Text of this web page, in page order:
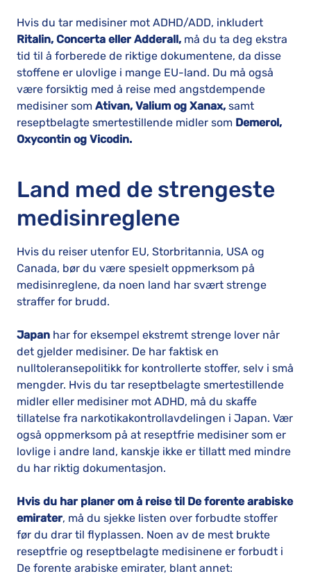
Hvis du tar medisiner mot ADHD/ADD, inkludert
Ritalin, Concerta eller Adderall, må du ta deg ekstra
tid til å forberede de riktige dokumentene, da disse
stoffene er ulovlige i mange EU-land. Du må også
være forsiktig med å reise med angstdempende
medisiner som Ativan, Valium og Xanax, samt
reseptbelagte smertestillende midler som Demerol,
Oxycontin og Vicodin.
Land med de strengeste
medisinreglene
Hvis du reiser utenfor EU, Storbritannia, USA og
Canada, bør du være spesielt oppmerksom på
medisinreglene, da noen land har svært strenge
straffer for brudd.
Japan har for eksempel ekstremt strenge lover når
det gjelder medisiner. De har faktisk en
nulltoleransepolitikk for kontrollerte stoffer, selv i små
mengder. Hvis du tar reseptbelagte smertestillende
midler eller medisiner mot ADHD, må du skaffe
tillatelse fra narkotikakontrollavdelingen i Japan. Vær
også oppmerksom på at reseptfrie medisiner som er
lovlige i andre land, kanskje ikke er tillatt med mindre
du har riktig dokumentasjon.
Hvis du har planer om å reise til De forente arabiske
emirater, må du sjekke listen over forbudte stoffer
før du drar til flyplassen. Noen av de mest brukte
reseptfrie og reseptbelagte medisinene er forbudt i
De forente arabiske emirater, blant annet: